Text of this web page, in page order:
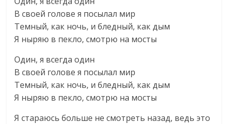
В своей голове я посылал мир
Темный, как ночь, и бледный, как дым
Я ныряю в пекло, смотрю на мосты
Один, я всегда один
В своей голове я посылал мир
Темный, как ночь, и бледный, как дым
Я ныряю в пекло, смотрю на мосты
Я стараюсь больше не смотреть назад, ведь это